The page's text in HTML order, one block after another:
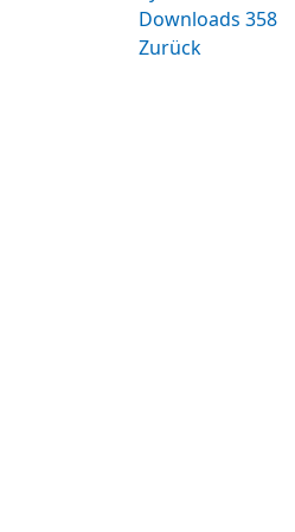
Downloads 358
Zurück